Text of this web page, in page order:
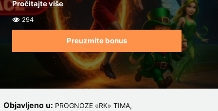
294
Preuzmite bonus
Objavljeno u: PROGNOZE «RK» TIMA,